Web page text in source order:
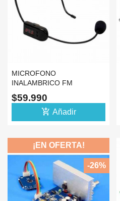
MICROFONO
INALAMBRICO FM
TRANSMISOR ALTAVOZ DE
DOCENTE CLASE
$59.990
add_shopping_cart Añadir
¡EN OFERTA!
-26%